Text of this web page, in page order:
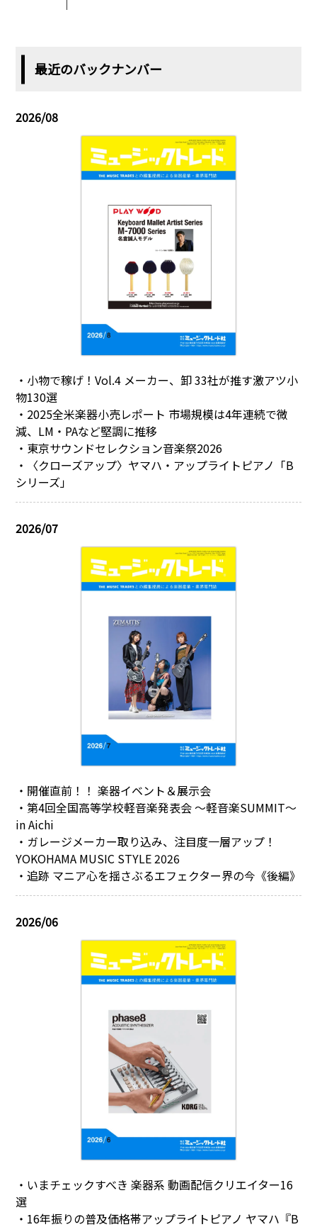
最近のバックナンバー
2026/08
・小物で稼げ！Vol.4 メーカー、卸 33社が推す激アツ小
物130選
・2025全米楽器小売レポート 市場規模は4年連続で微
減、LM・PAなど堅調に推移
・東京サウンドセレクション音楽祭2026
・〈クローズアップ〉ヤマハ・アップライトピアノ「B
シリーズ」
2026/07
・開催直前！！ 楽器イベント＆展示会
・第4回全国高等学校軽音楽発表会 ～軽音楽SUMMIT～
in Aichi
・ガレージメーカー取り込み、注目度一層アップ！
YOKOHAMA MUSIC STYLE 2026
・追跡 マニア心を揺さぶるエフェクター界の今《後編》
2026/06
・いまチェックすべき 楽器系 動画配信クリエイター16
選
・16年振りの普及価格帯アップライトピアノ ヤマハ『B